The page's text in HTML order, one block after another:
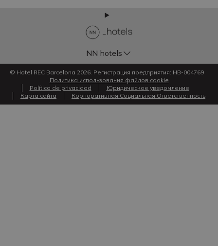
NN hotels
© Hotel REC Barcelona 2026. Регистрация предприятия: HB-004769
Политика использования файлов cookie
Política de privacidad
Юридическое уведомление
Карта сайта
Корпоративная Социальная Ответственность